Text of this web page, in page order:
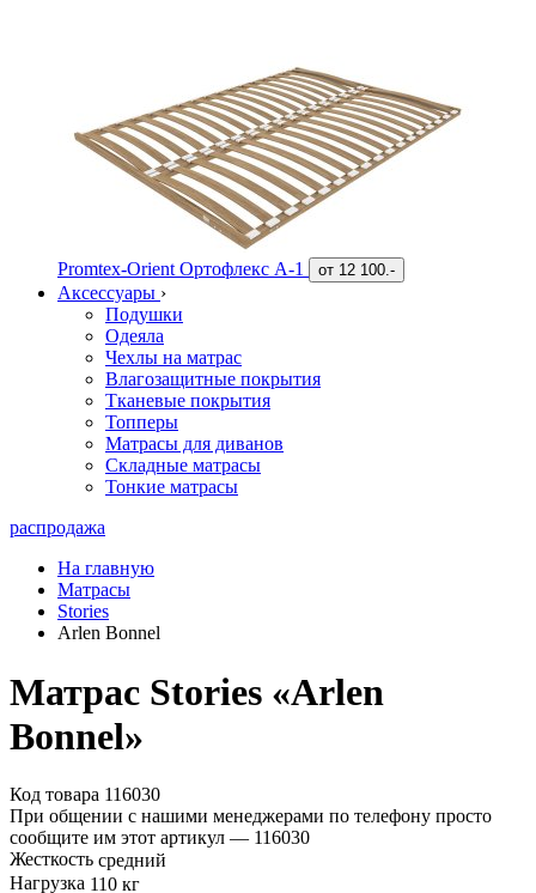
Promtex-Orient Ортофлекс А-1 от 12 100.-
Аксессуары ›
Подушки
Одеяла
Чехлы на матрас
Влагозащитные покрытия
Тканевые покрытия
Топперы
Матрасы для диванов
Складные матрасы
Тонкие матрасы
распродажа
На главную
Матрасы
Stories
Arlen Bonnel
Матрас Stories «Arlen
Bonnel»
Код товара 116030
При общении с нашими менеджерами по телефону просто
сообщите им этот артикул — 116030
Жесткость средний
Нагрузка 110 кг